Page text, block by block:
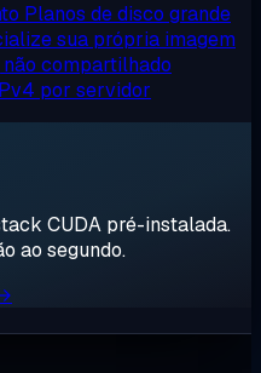
Planos de disco grande
sua própria imagem
não compartilhado
por servidor
CUDA pré-instalada.
ao segundo.